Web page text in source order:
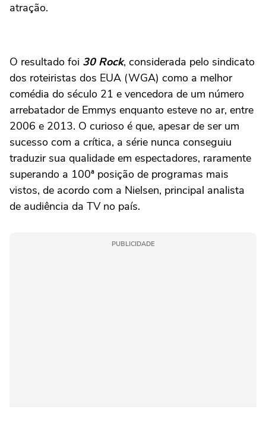
atração.
O resultado foi 30 Rock, considerada pelo sindicato
dos roteiristas dos EUA (WGA) como a melhor
comédia do século 21 e vencedora de um número
arrebatador de Emmys enquanto esteve no ar, entre
2006 e 2013. O curioso é que, apesar de ser um
sucesso com a crítica, a série nunca conseguiu
traduzir sua qualidade em espectadores, raramente
superando a 100ª posição de programas mais
vistos, de acordo com a Nielsen, principal analista
de audiência da TV no país.
PUBLICIDADE